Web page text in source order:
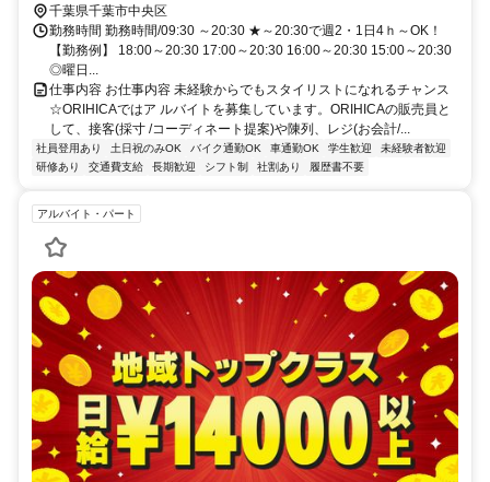
海鉄道「蘇我駅」より徒歩15分
千葉県千葉市中央区
勤務時間 勤務時間/09:30 ～20:30 ★～20:30で週2・1日4ｈ～OK！
【勤務例】 18:00～20:30 17:00～20:30 16:00～20:30 15:00～20:30
◎曜日...
仕事内容 お仕事内容 未経験からでもスタイリストになれるチャンス
☆ORIHICAではア ルバイトを募集しています。ORIHICAの販売員と
して、接客(採寸 /コーディネート提案)や陳列、レジ(お会計/...
社員登用あり 土日祝のみOK バイク通勤OK 車通勤OK 学生歓迎
未経験者歓迎
研修あり
交通費支給 長期歓迎 シフト制 社割あり 履歴書不要
アルバイト・パート